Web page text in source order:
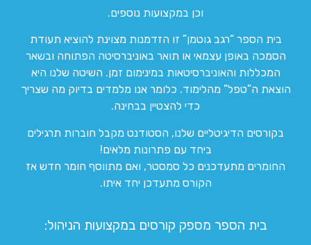
וכן במקצועות נוספים.
בית הספר “רגב גוטמן” זו הזדמנות מצוינת להוציא תעודת
הסמכה באופן עצמאי או תואר באוניברסיטה הפתוחה ובשאר
המכללות והאוניברסיטאות במינימום זמן. השיטה שלנו היא
הוצאת ה”טפל” מהלימוד. כלומר אנו מלמדים בדיוק מה שצריך
כדי להצטיין בבחינה.
בקורסים הדיגיטליים שלנו, הסטודנט מקבל חוברות תרגילים
ביחד עם פתרונות מלאים!
החומרים מתעדכנים כל סמסטר, ואם מתווסף חומר חדש אז
הקורס מתעדכן יחד איתו.
בית הספר מספק קורסים במקצועות הניהול: